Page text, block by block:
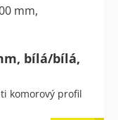
bílá/bílá,
komorový profil